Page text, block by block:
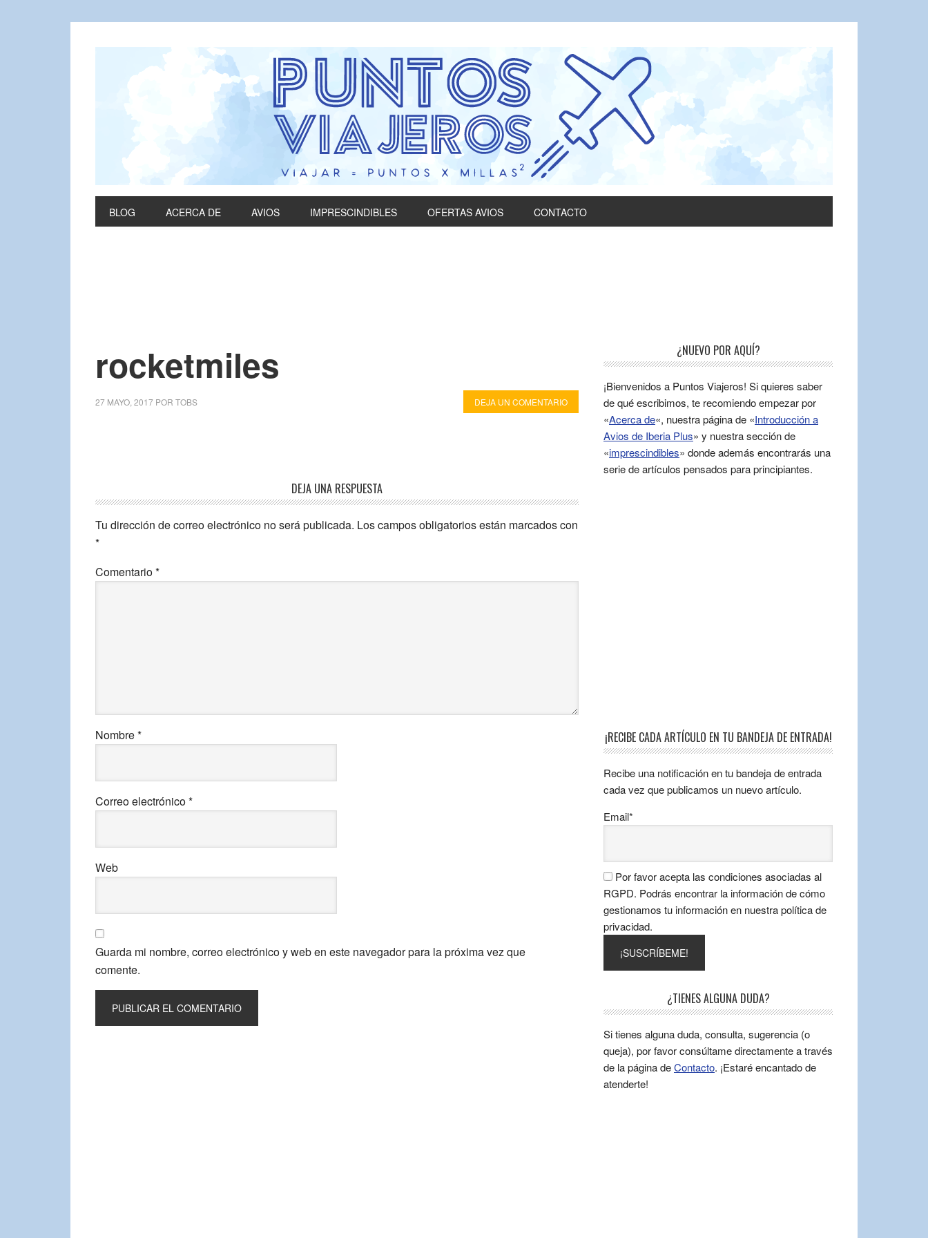
BLOG ACERCA DE AVIOS IMPRESCINDIBLES OFERTAS AVIOS CONTACTO
rocketmiles
27 MAYO, 2017 POR TOBS DEJA UN COMENTARIO
DEJA UNA RESPUESTA
Tu dirección de correo electrónico no será publicada. Los campos obligatorios están marcados con
*
Comentario*
Nombre*
Correo electrónico*
Web
Guarda mi nombre, correo electrónico y web en este navegador para la próxima vez que
comente.
¿NUEVO POR AQUÍ?
¡Bienvenidos a Puntos Viajeros! Si quieres saber
de qué escribimos, te recomiendo empezar por
«Acerca de«, nuestra página de «Introducción a
Avios de Iberia Plus» y nuestra sección de
«imprescindibles» donde además encontrarás una
serie de artículos pensados para principiantes.
¡RECIBE CADA ARTÍCULO EN TU BANDEJA DE ENTRADA!
Recibe una notificación en tu bandeja de entrada
cada vez que publicamos un nuevo artículo.
Email*
Por favor acepta las condiciones asociadas al
RGPD. Podrás encontrar la información de cómo
gestionamos tu información en nuestra política de
privacidad.
¿TIENES ALGUNA DUDA?
Si tienes alguna duda, consulta, sugerencia (o
queja), por favor consúltame directamente a través
de la página deContacto. ¡Estaré encantado de
atenderte!